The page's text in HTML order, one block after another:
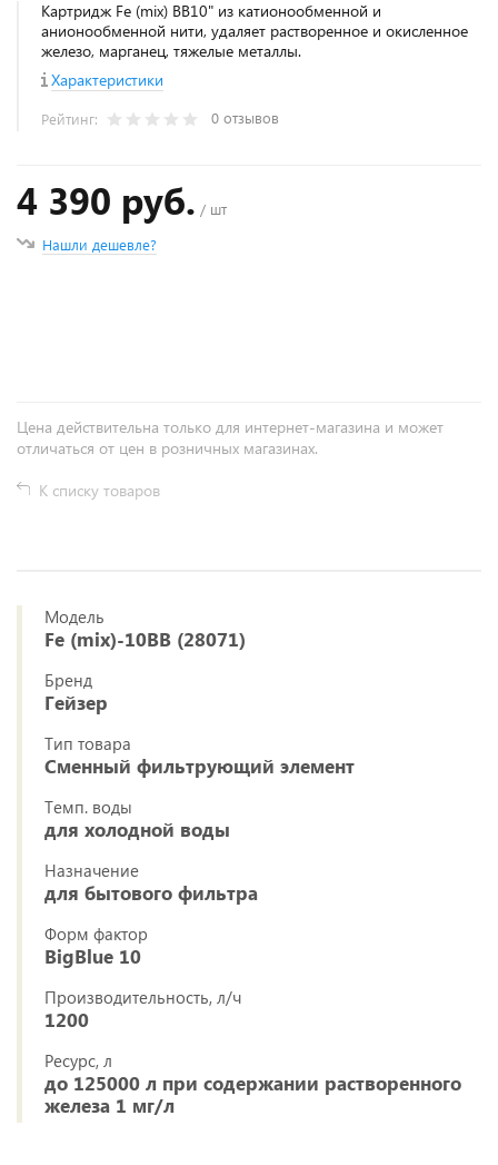
Картридж Fe (mix) BB10" из катионообменной и
анионообменной нити, удаляет растворенное и окисленное
железо, марганец, тяжелые металлы.
Характеристики
Рейтинг: 0 отзывов
4 390 руб. / шт
Нашли дешевле?
Цена действительна только для интернет-магазина и может
отличаться от цен в розничных магазинах.
К списку товаров
Модель
Fe (mix)-10BB (28071)
Бренд
Гейзер
Тип товара
Сменный фильтрующий элемент
Темп. воды
для холодной воды
Назначение
для бытового фильтра
Форм фактор
BigBlue 10
Производительность, л/ч
1200
Ресурс, л
до 125000 л при содержании растворенного
железа 1 мг/л